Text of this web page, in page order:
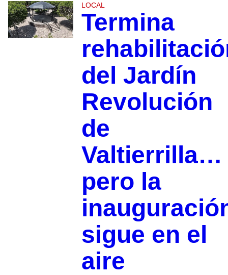
LOCAL
Termina
del Jardín
Revolución
de
Valtierrilla…
pero la
sigue en el
aire